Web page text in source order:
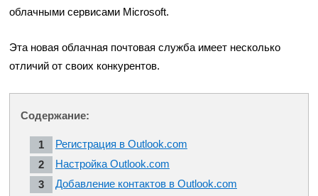
облачными сервисами Microsoft.
Эта новая облачная почтовая служба имеет несколько
отличий от своих конкурентов.
Содержание:
Регистрация в Outlook.com
Настройка Outlook.com
Добавление контактов в Outlook.com